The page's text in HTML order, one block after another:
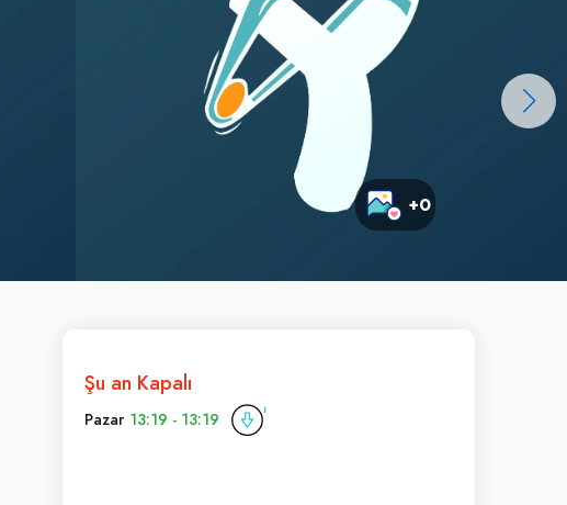
+0
Şu an Kapalı
Pazar 13:19 - 13:19